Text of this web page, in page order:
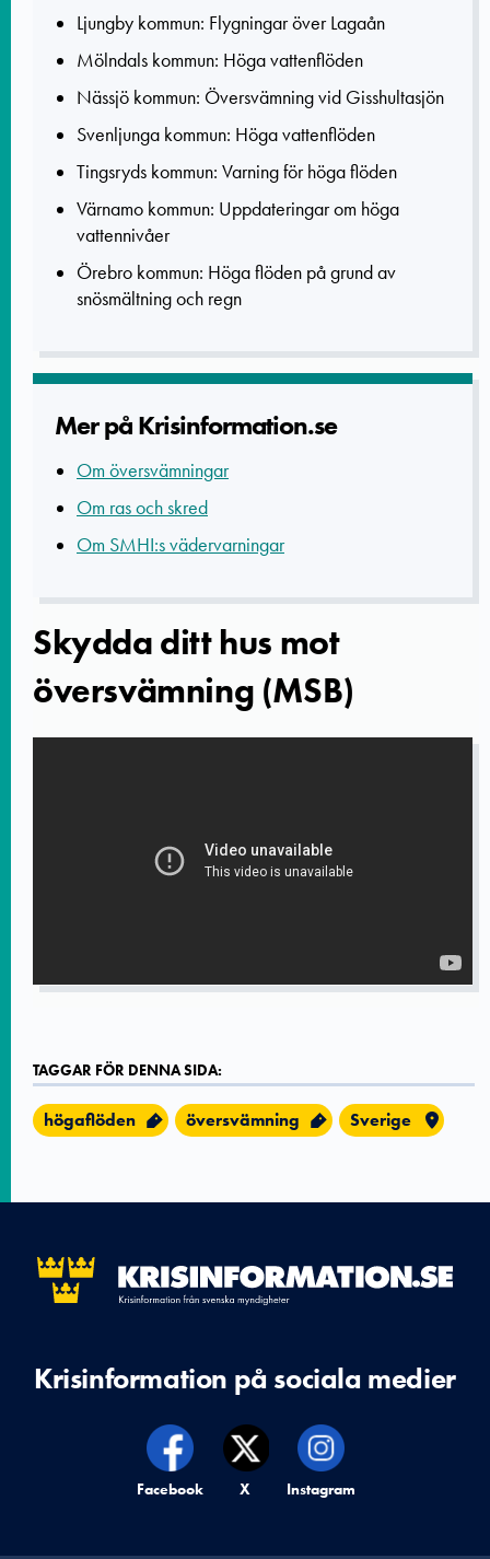
Ljungby kommun: Flygningar över Lagaån
Mölndals kommun: Höga vattenflöden
Nässjö kommun: Översvämning vid Gisshultasjön
Svenljunga kommun: Höga vattenflöden
Tingsryds kommun: Varning för höga flöden
Värnamo kommun: Uppdateringar om höga
vattennivåer
Örebro kommun: Höga flöden på grund av
snösmältning och regn
Mer på Krisinform­ation.se
Om översvämningar
Om ras och skred
Om SMHI:s vädervarningar
Skydda ditt hus mot
översvämning (MSB)
TAGGAR FÖR DENNA SIDA:
högaflöden översvämning Sverige
Krisinformation på sociala medier
Krisinformation på,
Facebook Krisinformation på,
X Krisinformation på,
Instagram